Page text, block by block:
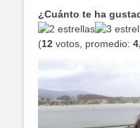
¿Cuánto te ha
(12 votos, promedio: